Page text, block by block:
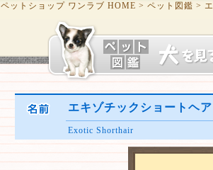
ペットショップ ワンラブ HOME > ペット図鑑 >
エキゾチックショートヘア
Exotic Shorthair